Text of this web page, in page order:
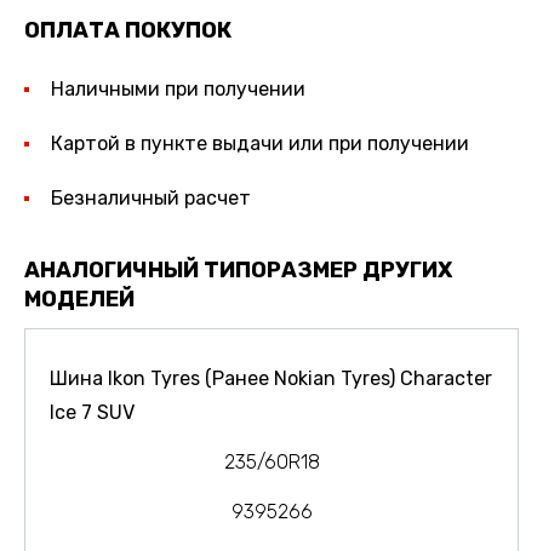
ОПЛАТА ПОКУПОК
Наличными при получении
Картой в пункте выдачи или при получении
Безналичный расчет
АНАЛОГИЧНЫЙ ТИПОРАЗМЕР ДРУГИХ
МОДЕЛЕЙ
Шина Ikon Tyres (Ранее Nokian Tyres) Character
Ice 7 SUV
235/60R18
9395266